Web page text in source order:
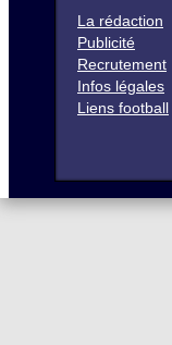
La rédaction
Publicité
Recrutement
Infos légales
Liens football